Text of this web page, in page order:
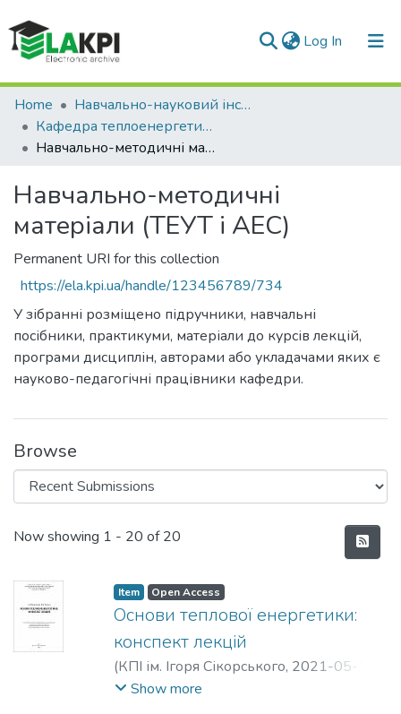
Log In (current)
Communities & Collections
All of DSpace
Home
Навчально-науковий інститут атомної та теплової енергетики (НН ІАТЕ)
Кафедра теплоенергетичних установок теплових і атомних електростанцій (ТЕУТ і АЕС)
Навчально-методичні матеріали (ТЕУТ і АЕС)
Навчально-методичні
матеріали (ТЕУТ і АЕС)
Permanent URI for this collection
https://ela.kpi.ua/handle/123456789/734
У зібранні розміщено підручники, навчальні
посібники, практикуми, матеріали до курсів лекцій,
програми дисциплін, авторами або укладачами яких є
науково-педагогічні працівники кафедри.
Browse
Recent Submissions
Now showing 1 - 20 of 20
Item Open Access
Основи теплової енергетики:
конспект лекцій
(КПІ ім. Ігоря Сікорського, 2021-05-13
Борисенко, Андрій Володимирович
Show more